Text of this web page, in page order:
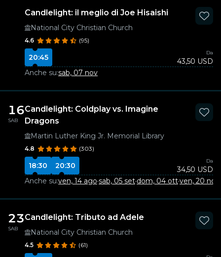
Candlelight: il meglio di Joe Hisaishi
National City Christian Church
4.6 (95)
20:45
Da
43,50 USD
Anche su:sab, 07 nov
16
SAB
Candlelight: Coldplay vs. Imagine
Dragons
Martin Luther King Jr. Memorial Library
4.8 (303)
18:30 20:30
Da
34,50 USD
Anche su:ven, 14 ago·sab, 05 set·dom, 04 ott·ven, 20 nov
23
SAB
Candlelight: Tributo ad Adele
National City Christian Church
4.5 (61)